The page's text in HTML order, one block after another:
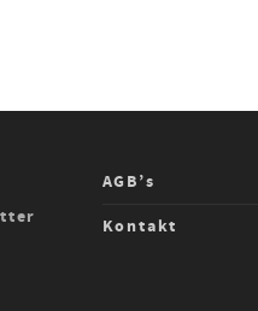
AGB’s
Kontakt